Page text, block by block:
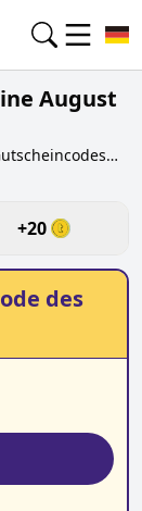
August
testen.
CEWE-
Käufern
+20
des